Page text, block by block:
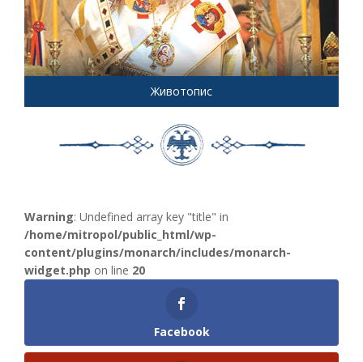
Животопис
Warning: Undefined array key "title" in
/home/mitropol/public_html/wp-
content/plugins/monarch/includes/monarch-
widget.php on line 20
Facebook